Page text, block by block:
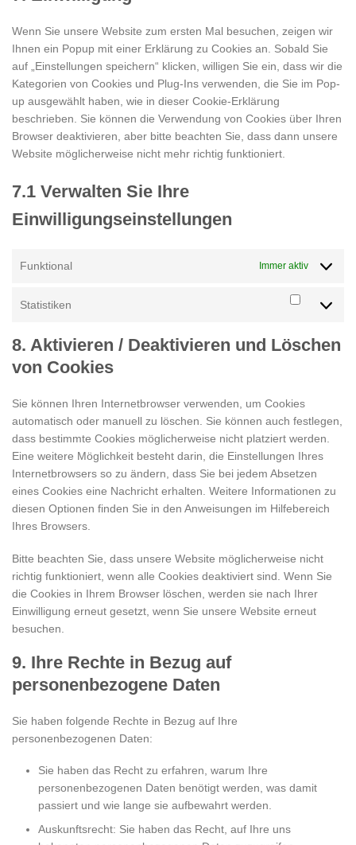
Wenn Sie unsere Website zum ersten Mal besuchen, zeigen wir
Ihnen ein Popup mit einer Erklärung zu Cookies an. Sobald Sie
auf „Einstellungen speichern“ klicken, willigen Sie ein, dass wir die
Kategorien von Cookies und Plug-Ins verwenden, die Sie im Pop-
up ausgewählt haben, wie in dieser Cookie-Erklärung
beschrieben. Sie können die Verwendung von Cookies über Ihren
Browser deaktivieren, aber bitte beachten Sie, dass dann unsere
Website möglicherweise nicht mehr richtig funktioniert.
7.1 Verwalten Sie Ihre
Einwilligungseinstellungen
Funktional Immer aktiv
Statistiken
8. Aktivieren / Deaktivieren und Löschen
von Cookies
Sie können Ihren Internetbrowser verwenden, um Cookies
automatisch oder manuell zu löschen. Sie können auch festlegen,
dass bestimmte Cookies möglicherweise nicht platziert werden.
Eine weitere Möglichkeit besteht darin, die Einstellungen Ihres
Internetbrowsers so zu ändern, dass Sie bei jedem Absetzen
eines Cookies eine Nachricht erhalten. Weitere Informationen zu
diesen Optionen finden Sie in den Anweisungen im Hilfebereich
Ihres Browsers.
Bitte beachten Sie, dass unsere Website möglicherweise nicht
richtig funktioniert, wenn alle Cookies deaktiviert sind. Wenn Sie
die Cookies in Ihrem Browser löschen, werden sie nach Ihrer
Einwilligung erneut gesetzt, wenn Sie unsere Website erneut
besuchen.
9. Ihre Rechte in Bezug auf
personenbezogene Daten
Sie haben folgende Rechte in Bezug auf Ihre
personenbezogenen Daten:
Sie haben das Recht zu erfahren, warum Ihre
personenbezogenen Daten benötigt werden, was damit
passiert und wie lange sie aufbewahrt werden.
Auskunftsrecht: Sie haben das Recht, auf Ihre uns